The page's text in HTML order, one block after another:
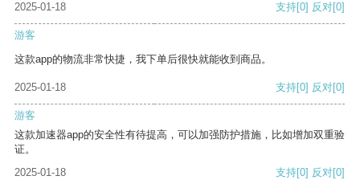
2025-01-18 支持[0] 反对[0]
游客
这款app的物流非常快捷，我下单后很快就能收到商品。
2025-01-18 支持[0] 反对[0]
游客
这款加速器app的安全性有待提高，可以加强防护措施，比如增加双重验
证。
2025-01-18
支持[0] 反对[0]